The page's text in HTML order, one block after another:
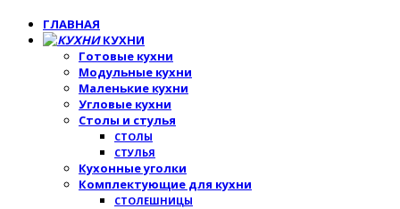
ГЛАВНАЯ
КУХНИ
Готовые кухни
Модульные кухни
Маленькие кухни
Угловые кухни
Столы и стулья
СТОЛЫ
СТУЛЬЯ
Кухонные уголки
Комплектующие для кухни
СТОЛЕШНИЦЫ